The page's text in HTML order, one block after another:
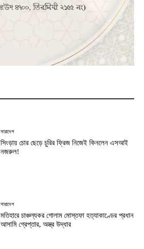
সারাদেশ
সিংড়ায় চোর ছেড়ে চুরির ফ্রিজ নিজেই কিনলেন এসআই
নজরুল!
সারাদেশ
মতিহারে চাঞ্চল্যকর গোলাম মোস্তফা হত্যাকাণ্ডের প্রধান
আসামি গ্রেপ্তার, অস্ত্র উদ্ধার